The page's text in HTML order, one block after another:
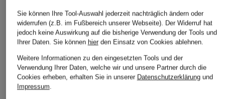
Sie können Ihre Tool-Auswahl jederzeit nachträglich ändern oder
widerrufen (z.B. im Fußbereich unserer Webseite). Der Widerruf hat
jedoch keine Auswirkung auf die bisherige Verwendung der Tools und
Ihrer Daten. Sie können hierden Einsatz von Cookies ablehnen.
Weitere Informationen zu den eingesetzten Tools und der
Verwendung Ihrer Daten, welche wir und unsere Partner durch die
Cookies erheben, erhalten Sie in unserer Datenschutzerklärungund
Impressum.